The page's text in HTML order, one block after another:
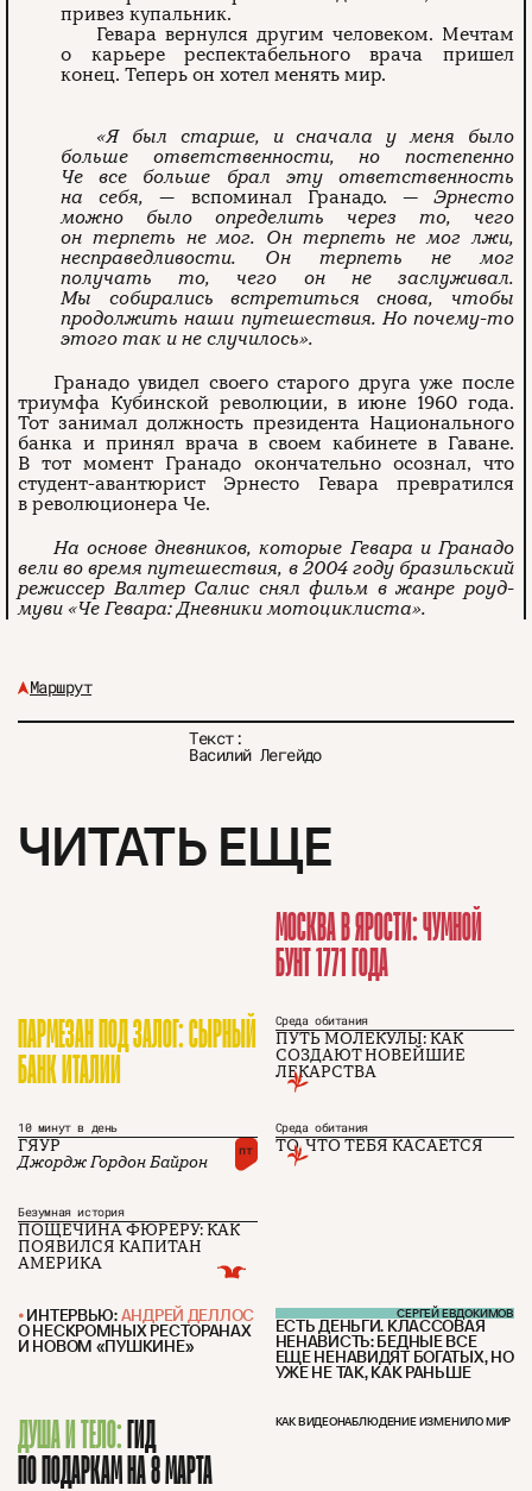
Маршрут
Текст:
Василий Легейдо
привез купальник.
Гевара вернулся другим человеком. Мечтам
о карьере респектабельного врача пришел
конец. Теперь он хотел менять мир.
«Я был старше, и сначала у меня было
больше ответственности, но постепенно
Че все больше брал эту ответственность
на себя,— вспоминал Гранадо. — Эрнесто
можно было определить через то, чего
он терпеть не мог. Он терпеть не мог лжи,
несправедливости. Он терпеть не мог
получать то, чего он не заслуживал.
Мы собирались встретиться снова, чтобы
продолжить наши путешествия. Но почему-то
этого так и не случилось».
Гранадо увидел своего старого друга уже после
триумфа Кубинской революции, в июне 1960 года.
Тот занимал должность президента Национального
банка и принял врача в своем кабинете в Гаване.
В тот момент Гранадо окончательно осознал, что
студент-авантюрист Эрнесто Гевара превратился
в революционера Че.
На основе дневников, которые Гевара и Гранадо
вели во время путешествия, в 2004 году бразильский
режиссер Валтер Салиc снял фильм в жанре роуд-
муви «Че Гевара: Дневники мотоциклиста».
ЧИТАТЬ ЕЩЕ
МОСКВА В ЯРОСТИ: ЧУМНОЙ
БУНТ 1771 ГОДА
ПАРМЕЗАН ПОД ЗАЛОГ: СЫРНЫЙ
БАНК ИТАЛИИ
Среда обитания
ПУТЬ МОЛЕКУЛЫ: КАК
СОЗДАЮТ НОВЕЙШИЕ
ЛЕКАРСТВА
10 минут в день
ГЯУР
Джордж Гордон Байрон
пт
Среда обитания
ТО, ЧТО ТЕБЯ КАСАЕТСЯ
Безумная история
ПОЩЕЧИНА ФЮРЕРУ: КАК
ПОЯВИЛСЯ КАПИТАН
АМЕРИКА
ИНТЕРВЬЮ:АНДРЕЙ ДЕЛЛОС
О НЕСКРОМНЫХ РЕСТОРАНАХ
И НОВОМ «ПУШКИНЕ»
СЕРГЕЙ ЕВДОКИМОВ
ЕСТЬ ДЕНЬГИ. КЛАССОВАЯ
НЕНАВИСТЬ: БЕДНЫЕ ВСЕ
ЕЩЕ НЕНАВИДЯТ БОГАТЫХ, НО
УЖЕ НЕ ТАК, КАК РАНЬШЕ
ДУША И ТЕЛО:ГИД
ПО ПОДАРКАМ НА 8 МАРТА
КАК ВИДЕОНАБЛЮДЕНИЕ ИЗМЕНИЛО МИР
О проекте
Команда
Журнал
Рекламодателям
Пользовательское соглашение
Политика конфиденциальности
16+
(c) ЧТИВО 2026. Все права защищены
Разработка: Astroshock